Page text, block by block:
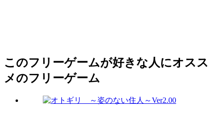
このフリーゲームが好きな人にオスス
メのフリーゲーム